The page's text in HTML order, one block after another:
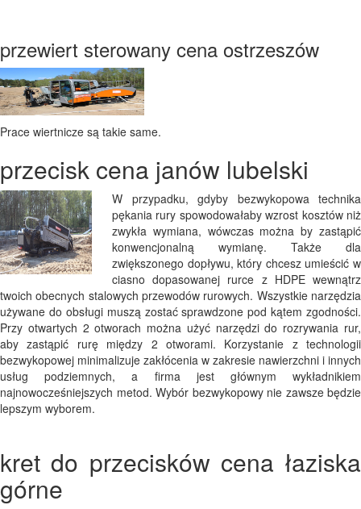
przewiert sterowany cena ostrzeszów
Prace wiertnicze są takie same.
przecisk cena janów lubelski
W przypadku, gdyby bezwykopowa technika
pękania rury spowodowałaby wzrost kosztów niż
zwykła wymiana, wówczas można by zastąpić
konwencjonalną wymianę. Także dla
zwiększonego dopływu, który chcesz umieścić w
ciasno dopasowanej rurce z HDPE wewnątrz
twoich obecnych stalowych przewodów rurowych. Wszystkie narzędzia
używane do obsługi muszą zostać sprawdzone pod kątem zgodności.
Przy otwartych 2 otworach można użyć narzędzi do rozrywania rur,
aby zastąpić rurę między 2 otworami. Korzystanie z technologii
bezwykopowej minimalizuje zakłócenia w zakresie nawierzchni i innych
usług podziemnych, a firma jest głównym wykładnikiem
najnowocześniejszych metod. Wybór bezwykopowy nie zawsze będzie
lepszym wyborem.
kret do przecisków cena łaziska
górne